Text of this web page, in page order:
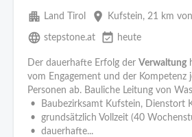
apartment Land Tirol place Kufstein, 21 km
language stepstone.at event_available heute
Der dauerhafte Erfolg der Verwaltung
vom Engagement und der Kompetenz
Personen ab. Bauliche Leitung von
• Baubezirksamt Kufstein, Dienstort
• grundsätzlich Vollzeit (40
• dauerhafte...